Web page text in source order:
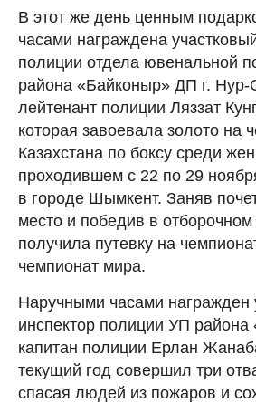
В этот же день ценным
часами награждена
полиции отдела ювенальной
района «Байконыр» ДП г. Нур-
лейтенант полиции Ляззат
которая завоевала золото на
Казахстана по боксу среди
проходившем с 22 по 29
в городе Шымкент. Заняв
место и победив в
получила путевку на
чемпионат мира.
Наручными часами награжден
инспектор полиции УП
капитан полиции Ерлан
текущий год совершил три
спасая людей из пожаров и